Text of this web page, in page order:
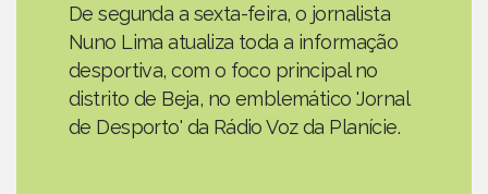
De segunda a sexta-feira, o jornalista
Nuno Lima atualiza toda a informação
desportiva, com o foco principal no
distrito de Beja, no emblemático 'Jornal
de Desporto' da Rádio Voz da Planície.